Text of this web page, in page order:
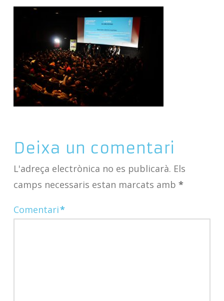
Deixa un comentari
L'adreça electrònica no es publicarà. Els
camps necessaris estan marcats amb *
Comentari*